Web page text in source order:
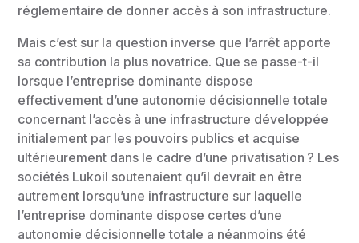
réglementaire de donner accès à son infrastructure.
Mais c’est sur la question inverse que l’arrêt apporte
sa contribution la plus novatrice. Que se passe-t-il
lorsque l’entreprise dominante dispose
effectivement d’une autonomie décisionnelle totale
concernant l’accès à une infrastructure développée
initialement par les pouvoirs publics et acquise
ultérieurement dans le cadre d’une privatisation ? Les
sociétés Lukoil soutenaient qu’il devrait en être
autrement lorsqu’une infrastructure sur laquelle
l’entreprise dominante dispose certes d’une
autonomie décisionnelle totale a néanmoins été